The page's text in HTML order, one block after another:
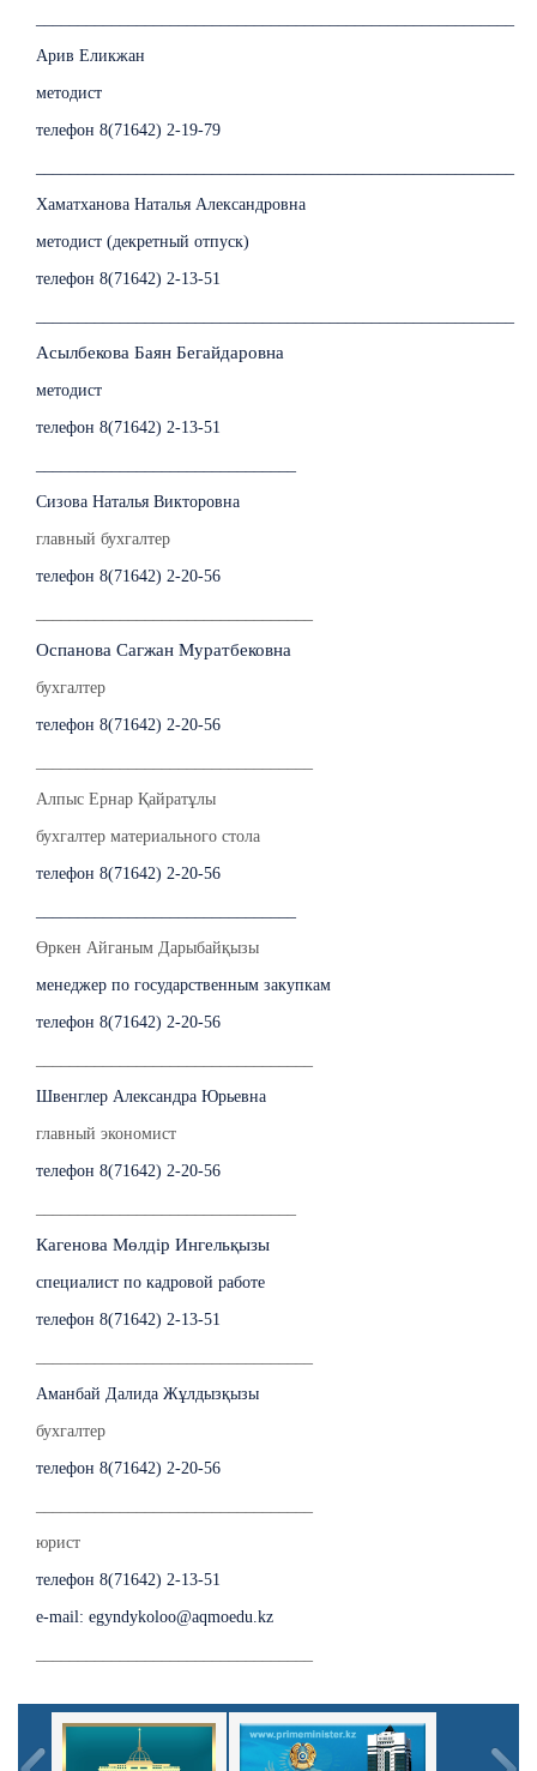
Арив Еликжан
методист
телефон 8(71642) 2-19-79
Хаматханова Наталья Александровна
методист (декретный отпуск)
телефон 8(71642) 2-13-51
Асылбекова Баян Бегайдаровна
методист
телефон 8(71642) 2-13-51
Сизова Наталья Викторовна
главный бухгалтер
телефон 8(71642) 2-20-56
Оспанова Сагжан Муратбековна
бухгалтер
телефон 8(71642) 2-20-56
Алпыс Ернар Қайратұлы
бухгалтер материального стола
телефон 8(71642) 2-20-56
Өркен Айганым Дарыбайқызы
менеджер по государственным закупкам
телефон 8(71642) 2-20-56
Швенглер Александра Юрьевна
главный экономист
телефон 8(71642) 2-20-56
Кагенова Мөлдір Ингельқызы
специалист по кадровой работе
телефон 8(71642) 2-13-51
Аманбай Далида Жұлдызқызы
бухгалтер
телефон 8(71642) 2-20-56
юрист
телефон 8(71642) 2-13-51
e-mail: egyndykoloo@aqmoedu.kz